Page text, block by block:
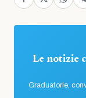
Le notizie
Graduatorie,